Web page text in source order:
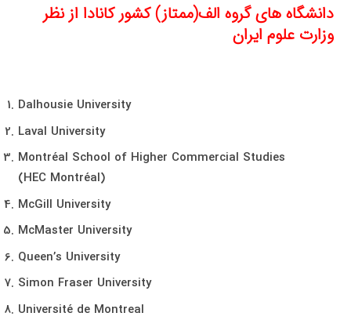
دانشگاه های گروه الف(ممتاز) کشور کانادا از نظر
وزارت علوم ایران
Dalhousie University
Laval University
Montréal School of Higher Commercial Studies
(HEC Montréal)
McGill University
McMaster University
Queen’s University
Simon Fraser University
Université de Montreal